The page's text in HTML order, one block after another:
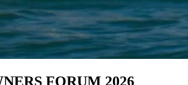
FORUM 2026